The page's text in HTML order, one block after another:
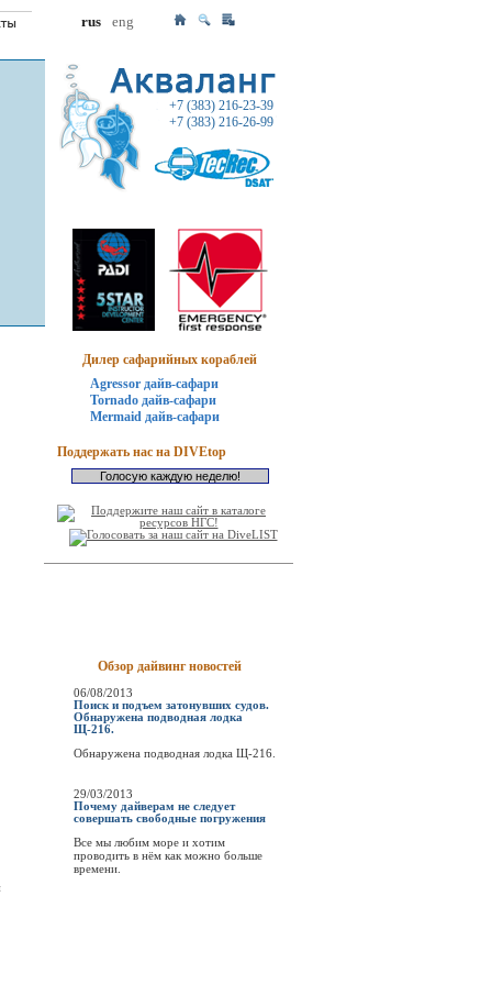
rus eng
+7 (383) 216-23-39
+7 (383) 216-26-99
Дилер сафарийных кораблей
Agressor дайв-сафари
Tornado дайв-сафари
Mermaid дайв-сафари
Поддержать нас на DIVEtop
Обзор дайвинг новостей
06/08/2013
Поиск и подъем затонувших судов.
Обнаружена подводная лодка
Щ-216.
Обнаружена подводная лодка Щ-216.
29/03/2013
Почему дайверам не следует
совершать свободные погружения
Все мы любим море и хотим
проводить в нём как можно больше
времени.